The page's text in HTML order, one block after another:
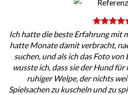
Ich hatte die beste Erfahrung mit
hatte Monate damit verbracht,
suchen, und als ich das Foto
wusste ich, dass sie der Hund
ruhiger Welpe, der nichts
Spielsachen zu kuscheln und zu